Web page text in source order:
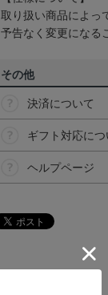
取り扱い商品によっ
予告なく変更になる
その他
決済について
ギフト対応に
ヘルプページ